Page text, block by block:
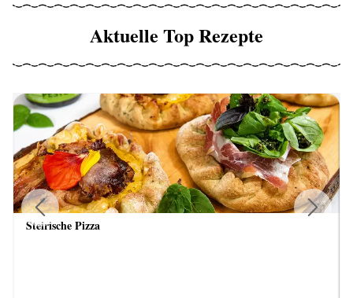
Aktuelle Top Rezepte
Steirische Pizza
Previous